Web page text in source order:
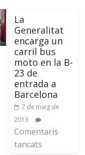
La
Generalitat
encarga un
carril bus
moto en la B-
23 de
entrada a
Barcelona
7 de maig de
2013
Comentaris
tancats